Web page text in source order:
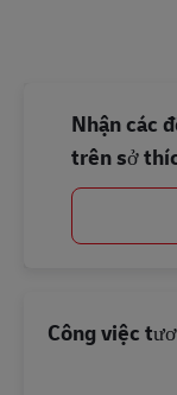
Nhận các
trên sở
Công việc